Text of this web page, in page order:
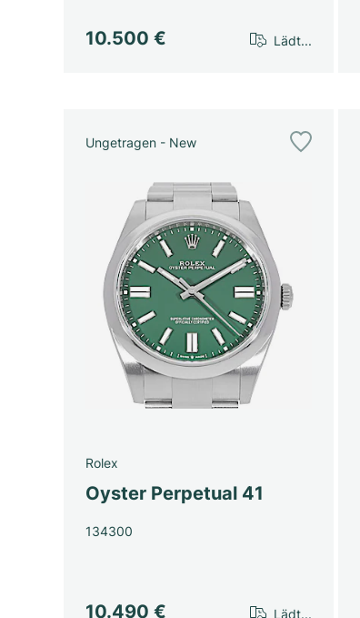
10.500 € Lädt...
Ungetragen - New
Rolex
Oyster Perpetual 41
134300
10.490 € Lädt...